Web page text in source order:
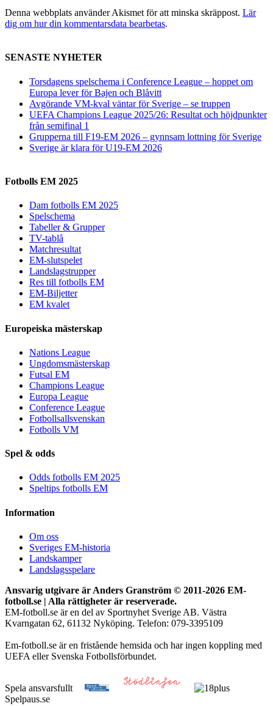
Denna webbplats använder Akismet för att minska skräppost. Lär
dig om hur din kommentarsdata bearbetas.
SENASTE NYHETER
Torsdagens spelschema i Conference League – hoppet om
Europa lever för Bajen och Blåvitt
Avgörande VM-kval väntar för Sverige – se truppen
UEFA Champions League 2025/26: Resultat och höjdpunkter
från semifinal 1
Grupperna till F19-EM 2026 – gynnsam lottning för Sverige
Sverige är klara för U19-EM 2026
Fotbolls EM 2025
Dam fotbolls EM 2025
Spelschema
Tabeller & Grupper
TV-tablå
Matchresultat
EM-slutspelet
Landslagstrupper
Res till fotbolls EM
EM-Biljetter
EM kvalet
Europeiska mästerskap
Nations League
Ungdomsmästerskap
Futsal EM
Champions League
Europa League
Conference League
Fotbollsallsvenskan
Fotbolls VM
Spel & odds
Odds fotbolls EM 2025
Speltips fotbolls EM
Information
Om oss
Sveriges EM-historia
Landskamper
Landslagsspelare
Ansvarig utgivare är Anders Granström © 2011-2026 EM-
fotboll.se | Alla rättigheter är reserverade.
EM-fotboll.se är en del av Sportnyhet Sverige AB. Västra
Kvarngatan 62, 61132 Nyköping. Telefon: 079-3395109
Em-fotboll.se är en fristående hemsida och har ingen koppling med
UEFA eller Svenska Fotbollsförbundet.
Spela ansvarsfullt
Spelpaus.se